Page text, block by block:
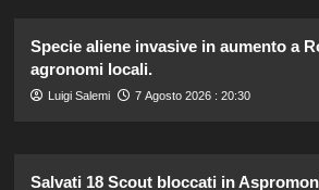
Specie aliene invasive in aumento a
agronomi locali.
Luigi Salemi 7 Agosto 2026 : 20:30
Salvati 18 Scout bloccati in